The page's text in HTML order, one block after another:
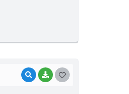
VISUALIZAR
BAIXAR